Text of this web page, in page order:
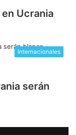
Ucrania
Internacionales
serán